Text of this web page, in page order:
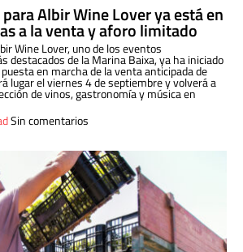
Albir Wine Lover ya está en
a la venta y aforo limitado
Wine Lover, uno de los eventos
destacados de la Marina Baixa, ya ha iniciado
en marcha de la venta anticipada de
lugar el viernes 4 de septiembre y volverá a
de vinos, gastronomía y música en
Sin comentarios